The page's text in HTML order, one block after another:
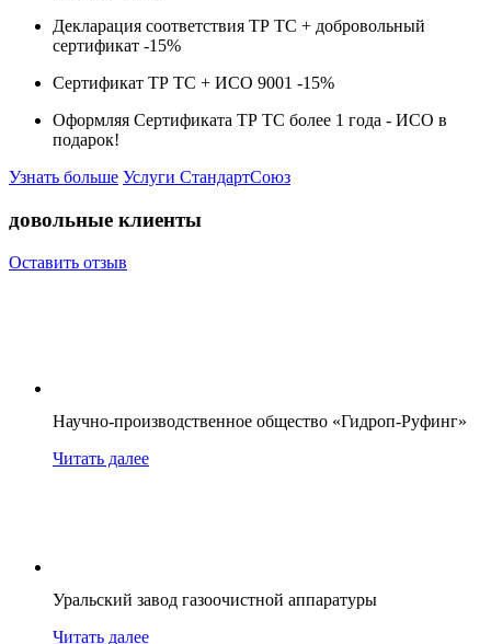
Декларация соответствия ТР ТС + добровольный
сертификат -15%
Сертификат ТР ТС + ИСО 9001 -15%
Оформляя Сертификата ТР ТС более 1 года - ИСО в
подарок!
Узнать больше Услуги СтандартСоюз
довольные клиенты
Оставить отзыв
Научно-производственное общество «Гидроп-Руфинг»
Читать далее
Уральский завод газоочистной аппаратуры
Читать далее